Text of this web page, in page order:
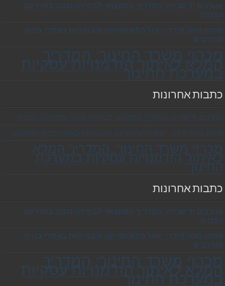
עגורנים יד שנייה: המדריך המקצועי לבחירה נכונה בפרויקט
הבנייה
מתקן הזנה פידר: ייעול הלוגיסטיקה והבטיחות באתרי בנייה
מורכבים
מכרזי משרד החינוך: המדריך
המלא לאיתור הזדמנויות עסקיות
במערכת החינוך
כתבות אחרונות
עגורנים יד שנייה: המדריך המקצועי לבחירה נכונה בפרויקט הבנייה
מתקן הזנה פידר: ייעול הלוגיסטיקה והבטיחות באתרי בנייה מורכבים
מכרזי משרד החינוך: המדריך המלא
לאיתור הזדמנויות עסקיות במערכת
החינוך
כתבות אחרונות
עגורנים יד שנייה: המדריך המקצועי לבחירה נכונה בפרויקט
הבנייה
מתקן הזנה פידר: ייעול הלוגיסטיקה והבטיחות באתרי בנייה
מורכבים
מכרזי משרד החינוך: המדריך
המלא לאיתור הזדמנויות עסקיות
במערכת החינוך